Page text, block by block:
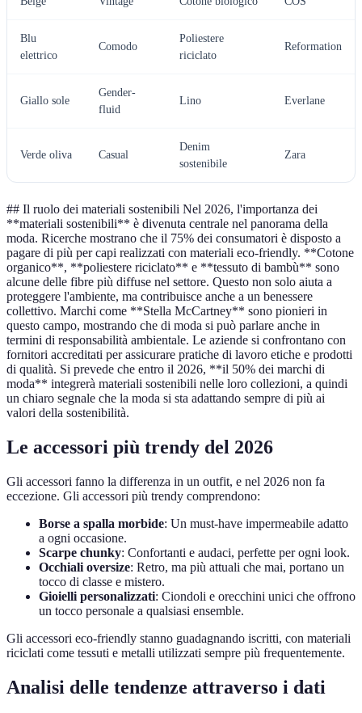
Blu
elettrico
Comodo
Poliestere
riciclato
Reformation
Giallo sole
Gender-
fluid
Lino Everlane
Verde oliva Casual
Denim
sostenibile
Zara
## Il ruolo dei materiali sostenibili Nel 2026, l'importanza dei
**materiali sostenibili** è divenuta centrale nel panorama della
moda. Ricerche mostrano che il 75% dei consumatori è disposto a
pagare di più per capi realizzati con materiali eco-friendly. **Cotone
organico**, **poliestere riciclato** e **tessuto di bambù** sono
alcune delle fibre più diffuse nel settore. Questo non solo aiuta a
proteggere l'ambiente, ma contribuisce anche a un benessere
collettivo. Marchi come **Stella McCartney** sono pionieri in
questo campo, mostrando che di moda si può parlare anche in
termini di responsabilità ambientale. Le aziende si confrontano con
fornitori accreditati per assicurare pratiche di lavoro etiche e prodotti
di qualità. Si prevede che entro il 2026, **il 50% dei marchi di
moda** integrerà materiali sostenibili nelle loro collezioni, a quindi
un chiaro segnale che la moda si sta adattando sempre di più ai
valori della sostenibilità.
Le accessori più trendy del 2026
Gli accessori fanno la differenza in un outfit, e nel 2026 non fa
eccezione. Gli accessori più trendy comprendono:
Borse a spalla morbide: Un must-have impermeabile adatto
a ogni occasione.
Scarpe chunky: Confortanti e audaci, perfette per ogni look.
Occhiali oversize: Retro, ma più attuali che mai, portano un
tocco di classe e mistero.
Gioielli personalizzati: Ciondoli e orecchini unici che offrono
un tocco personale a qualsiasi ensemble.
Gli accessori eco-friendly stanno guadagnando iscritti, con materiali
riciclati come tessuti e metalli utilizzati sempre più frequentemente.
Analisi delle tendenze attraverso i dati